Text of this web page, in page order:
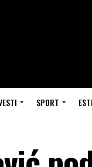
SPORT